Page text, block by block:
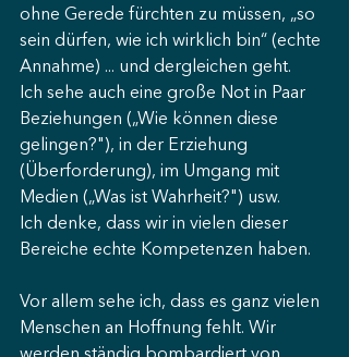
ohne Gerede fürchten zu müssen, „so
sein dürfen, wie ich wirklich bin“ (echte
Annahme) ... und dergleichen geht.
Ich sehe auch eine große Not in Paar
Beziehungen („Wie können diese
gelingen?"), in der Erziehung
(Überforderung), im Umgang mit
Medien („Was ist Wahrheit?") usw.
Ich denke, dass wir in vielen dieser
Bereiche echte Kompetenzen haben.
Vor allem sehe ich, dass es ganz vielen
Menschen an Hoffnung fehlt. Wir